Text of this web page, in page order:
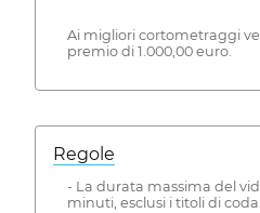
Ai migliori cortometraggi
premio di 1.000,00 euro.
Regole
- La durata massima del
minuti, esclusi i titoli di coda.